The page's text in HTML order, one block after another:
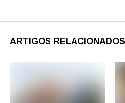
ARTIGOS RELACIONADOS